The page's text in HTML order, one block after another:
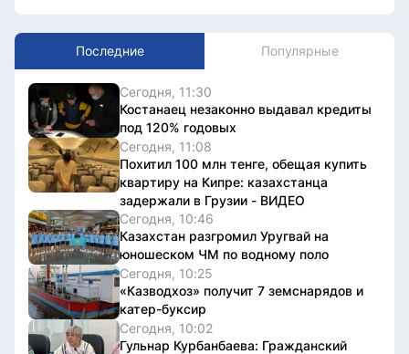
Последние Популярные
Сегодня, 11:30
Костанаец незаконно выдавал кредиты
под 120% годовых
Сегодня, 11:08
Похитил 100 млн тенге, обещая купить
квартиру на Кипре: казахстанца
задержали в Грузии - ВИДЕО
Сегодня, 10:46
Казахстан разгромил Уругвай на
юношеском ЧМ по водному поло
Сегодня, 10:25
«Казводхоз» получит 7 земснарядов и
катер-буксир
Сегодня, 10:02
Гульнар Курбанбаева: Гражданский